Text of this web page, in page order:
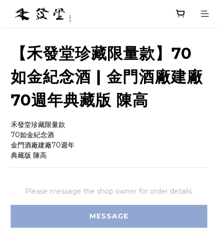
【禾發堂珍藏限量款】70
如金紀念酒 | 金門酒廠建廠
70週年典藏版 陳高
禾發堂珍藏限量款
70如金紀念酒
金門酒廠建廠70週年
典藏版 陳高
Please message the shop owner for order details.
MESSAGE